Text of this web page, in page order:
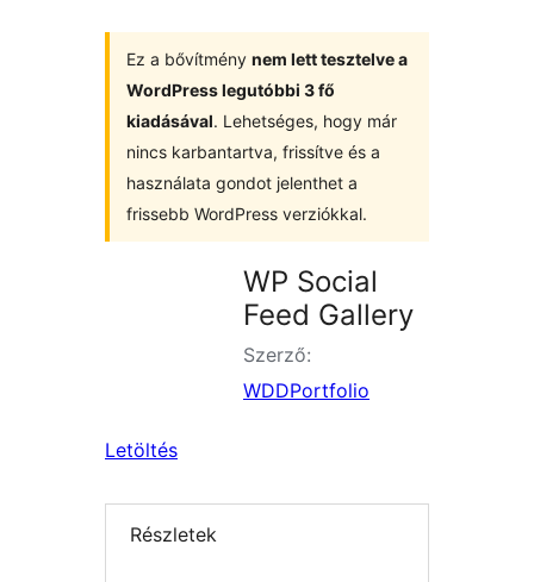
Ez a bővítmény nem lett tesztelve a
WordPress legutóbbi 3 fő
kiadásával. Lehetséges, hogy már
nincs karbantartva, frissítve és a
használata gondot jelenthet a
frissebb WordPress verziókkal.
WP Social
Feed Gallery
Szerző:
WDDPortfolio
Letöltés
Részletek